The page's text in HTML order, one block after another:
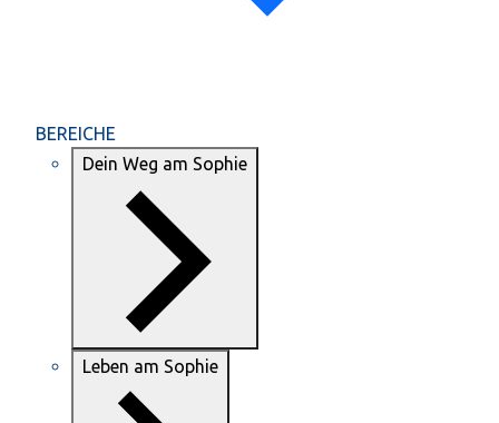
BEREICHE
Dein Weg am Sophie
Leben am Sophie